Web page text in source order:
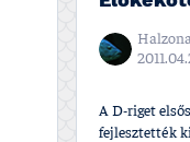
A D-riget
fejlesztették